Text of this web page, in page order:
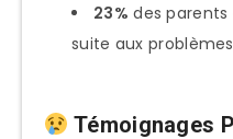
23% des
suite aux problèmes
Témoignages